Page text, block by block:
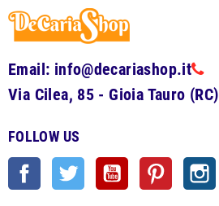
Email: info@decariashop.it
Via Cilea, 85 - Gioia Tauro (RC)
FOLLOW US
Facebook Twitter YouTube Pinterest